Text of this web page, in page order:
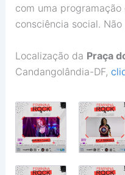
com uma
consciência social. Não
Localização da Praça
Candangolândia-DF,